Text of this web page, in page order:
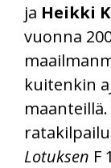
ja Heikki
vuonna
kuitenkin
Lotuksen F